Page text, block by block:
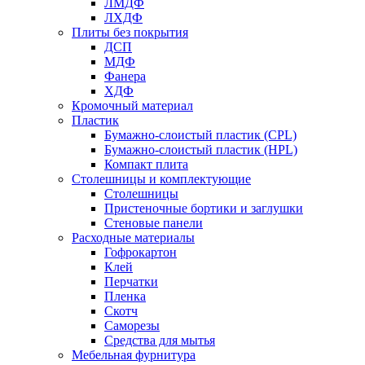
ЛМДФ
ЛХДФ
Плиты без покрытия
ДСП
МДФ
Фанера
ХДФ
Кромочный материал
Пластик
Бумажно-слоистый пластик (CPL)
Бумажно-слоистый пластик (HPL)
Компакт плита
Столешницы и комплектующие
Столешницы
Пристеночные бортики и заглушки
Стеновые панели
Расходные материалы
Гофрокартон
Клей
Перчатки
Пленка
Скотч
Саморезы
Средства для мытья
Мебельная фурнитура